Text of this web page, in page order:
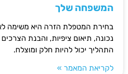
המשפחה שלך
בחירת המטפלת הזרה היא משימה
נכונה, תיאום ציפיות, והבנת
התהליך יכול להיות חלק ומוצלח.
לקריאת המאמר »